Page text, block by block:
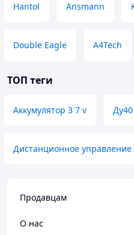
Hantol Ansmann
Double Eagle A4Tech
ТОП теги
Аккумулятор 3 7 v
Дистанционное управление
Продавцам
О нас